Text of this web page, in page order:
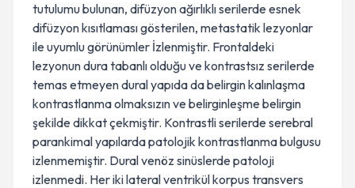
tutulumu bulunan, difüzyon ağırlıklı serilerde esnek
difüzyon kısıtlaması gösterilen, metastatik lezyonlar
ile uyumlu görünümler İzlenmiştir. Frontaldeki
lezyonun dura tabanlı olduğu ve kontrastsız serilerde
temas etmeyen dural yapıda da belirgin kalınlaşma
kontrastlanma olmaksızın ve belirginleşme belirgin
şekilde dikkat çekmiştir. Kontrastli serilerde serebral
parankimal yapılarda patolojik kontrastlanma bulgusu
izlenmemiştir. Dural venöz sinüslerde patoloji
izlenmedi. Her iki lateral ventrikül korpus transvers